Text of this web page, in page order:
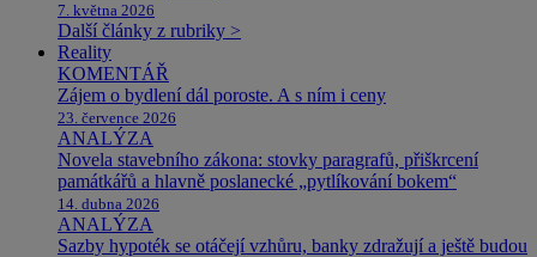
7. května 2026
Další články z rubriky >
Reality
KOMENTÁŘ
Zájem o bydlení dál poroste. A s ním i ceny
23. července 2026
ANALÝZA
Novela stavebního zákona: stovky paragrafů, přiškrcení
památkářů a hlavně poslanecké „pytlíkování bokem“
14. dubna 2026
ANALÝZA
Sazby hypoték se otáčejí vzhůru, banky zdražují a ještě budou